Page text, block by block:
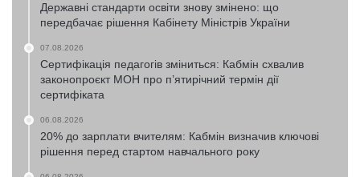
Державні стандарти освіти знову змінено: що
передбачає рішення Кабінету Міністрів України
07.08.2026
Сертифікація педагогів зміниться: Кабмін схвалив
законопроєкт МОН про п’ятирічний термін дії
сертифіката
06.08.2026
20% до зарплати вчителям: Кабмін визначив ключові
рішення перед стартом навчального року